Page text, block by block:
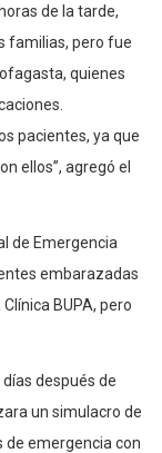
de la tarde,
familias, pero fue
quienes
pacientes, ya que
ellos”, agregó el
de Emergencia
embarazadas
BUPA, pero
después de
un simulacro de
de emergencia con